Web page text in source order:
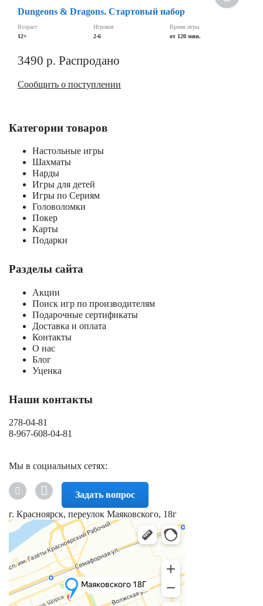
Dungeons & Dragons. Стартовый набор
Возраст
12+
Игроков
2-6
Время игры
от 120 мин.
3490 р. Распродано
Сообщить о поступлении
Категории товаров
Настольные игры
Шахматы
Нарды
Игры для детей
Игры по Сериям
Головоломки
Покер
Карты
Подарки
Разделы сайта
Акции
Поиск игр по производителям
Подарочные сертификаты
Доставка и оплата
Контакты
О нас
Блог
Уценка
Наши контакты
278-04-81
8-967-608-04-81
Мы в социальных сетях:
Задать вопрос
г. Красноярск, переулок Маяковского, 18г